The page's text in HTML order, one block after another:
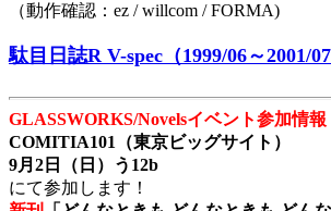
（動作確認：ez / willcom / FORMA)
駄目日誌R V-spec（1999/06～2001/07
GLASSWORKS/Novelsイベント参加情報
COMITIA101（東京ビッグサイト）
9月2日（日）う12b
にて参加します！